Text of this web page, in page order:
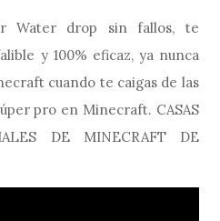
Water drop sin fallos, te
y 100% eficaz, ya nunca
cuando te caigas de las
pro en Minecraft. CASAS
DE MINECRAFT DE